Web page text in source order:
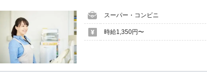
スーパー・コンビニ
時給1,350円〜